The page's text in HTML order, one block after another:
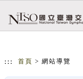
::: 首頁 > 網站導覽